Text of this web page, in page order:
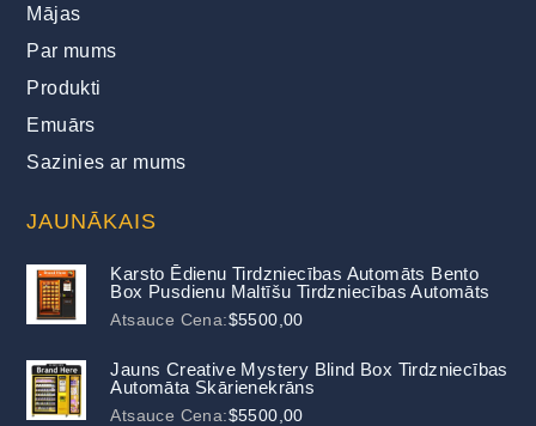
Mājas
Par mums
Produkti
Emuārs
Sazinies ar mums
JAUNĀKAIS
Karsto Ēdienu Tirdzniecības Automāts Bento
Box Pusdienu Maltīšu Tirdzniecības Automāts
Atsauce Cena:$5500,00
Jauns Creative Mystery Blind Box Tirdzniecības
Automāta Skārienekrāns
Atsauce Cena:$5500,00